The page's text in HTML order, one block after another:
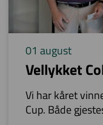
01 august
Vellykket
Vi har kåret
Cup. Både